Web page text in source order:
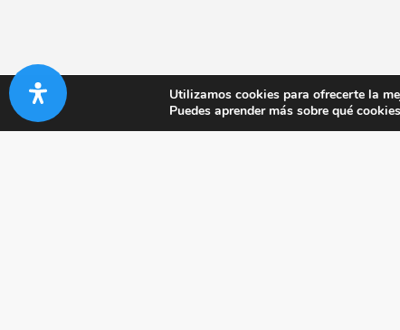
Utilizamos cookies para ofrecerte la
Puedes aprender más sobre qué